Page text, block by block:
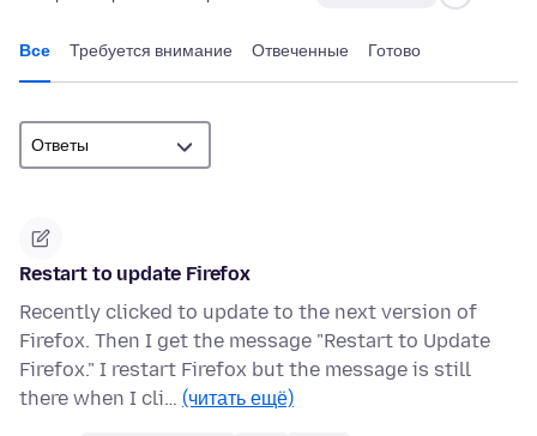
Все Требуется внимание Отвеченные Готово
Restart to update Firefox
Recently clicked to update to the next version of
Firefox. Then I get the message "Restart to Update
Firefox." I restart Firefox but the message is still
there when I cli… (читать ещё)